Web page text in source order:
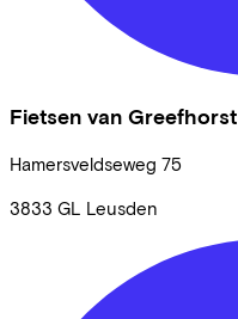
Fietsen van Greefhorst
Hamersveldseweg 75
3833 GL Leusden